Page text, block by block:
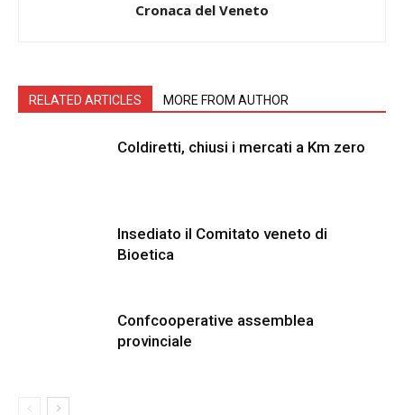
Cronaca del Veneto
RELATED ARTICLES MORE FROM AUTHOR
Coldiretti, chiusi i mercati a Km zero
Insediato il Comitato veneto di
Bioetica
Confcooperative assemblea
provinciale